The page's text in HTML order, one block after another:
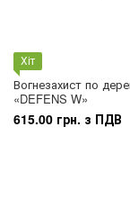
Хіт
Вогнезахист по
«DEFENS W»
615.00 грн. з ПДВ